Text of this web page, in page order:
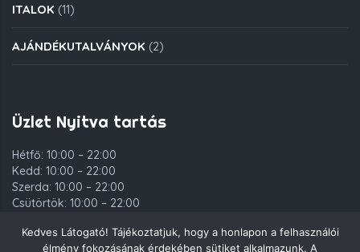
ITALOK (11)
AJÁNDÉKUTALVÁNYOK (2)
Üzlet Nyitva tartás
Hétfő: 10:00 – 22:00
Kedd: 10:00 – 22:00
Szerda: 10:00 – 22:00
Csütörtök: 10:00 – 22:00
Szombat: 10:00 – 00:00
Kedves Látogató! Tájékoztatjuk, hogy a honlapon a felhasználói
élmény fokozásának érdekében sütiket alkalmazunk. A